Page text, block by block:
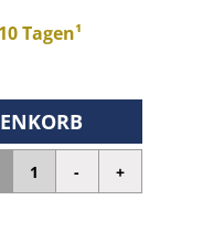
Tagen¹